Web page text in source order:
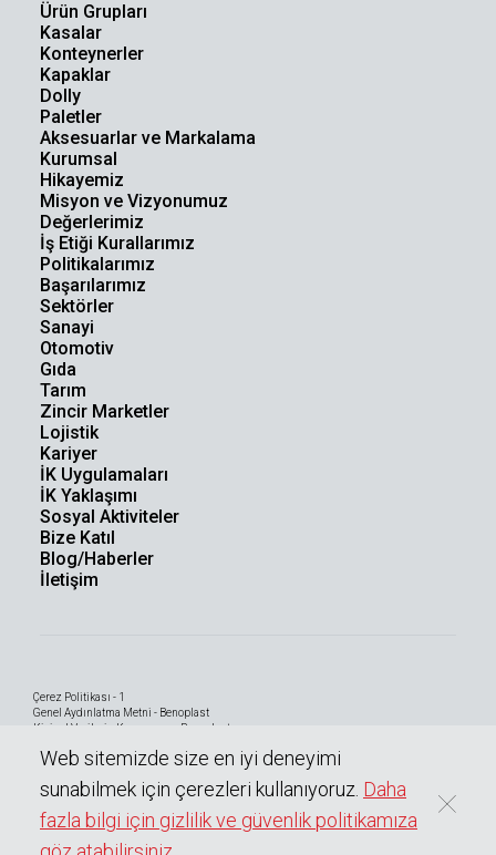
Teknik Broşür
Ürün Grupları
Kasalar
Konteynerler
Kapaklar
Dolly
Paletler
Aksesuarlar ve Markalama
Kurumsal
Hikayemiz
Misyon ve Vizyonumuz
Değerlerimiz
İş Etiği Kurallarımız
Politikalarımız
Başarılarımız
Sektörler
Sanayi
Otomotiv
Gıda
Tarım
Zincir Marketler
Lojistik
Kariyer
İK Uygulamaları
İK Yaklaşımı
Sosyal Aktiviteler
Bize Katıl
Blog/Haberler
İletişim
Çerez Politikası - 1
Genel Aydınlatma Metni - Benoplast
Kişisel Verilerin Korunması - Benoplast
Copyright © 2023 BENOPLAST
Web sitemizde size en iyi deneyimi
sunabilmek için çerezleri kullanıyoruz. Daha
fazla bilgi için gizlilik ve güvenlik politikamıza